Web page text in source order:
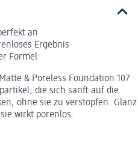
an
Ergebnis
Formel
& Poreless Foundation 107
die sich sanft auf die
ohne sie zu verstopfen. Glanz
wirkt porenlos.